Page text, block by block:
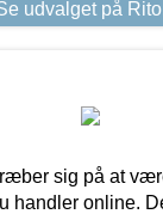
udvalget på
sig på at
handler online.